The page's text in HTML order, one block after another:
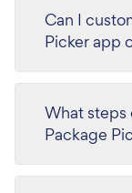
Can I
Picker app
What steps
Package